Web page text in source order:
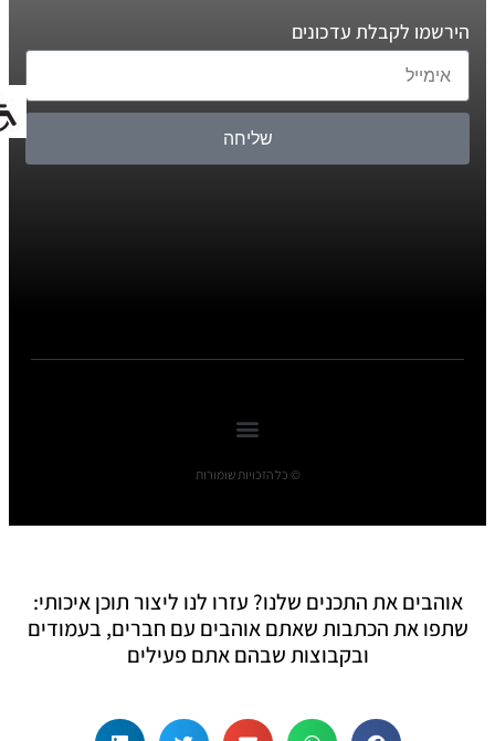
הירשמו לקבלת עדכונים
שליחה
© כל הזכויות שומורות
אוהבים את התכנים שלנו? עזרו לנו ליצור תוכן איכותי:
שתפו את הכתבות שאתם אוהבים עם חברים, בעמודים
ובקבוצות שבהם אתם פעילים